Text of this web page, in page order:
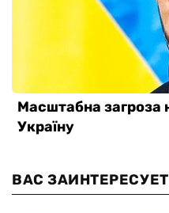
ВАС ЗАИНТЕРЕСУЕТ